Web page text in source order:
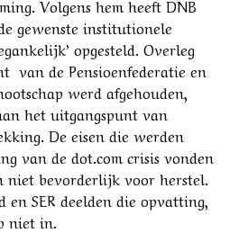
Volgens hem heeft DNB
gewenste institutionele
opgesteld. Overleg
van de Pensioenfederatie en
werd afgehouden,
het uitgangspunt van
De eisen die werden
van de dot.com crisis vonden
niet bevorderlijk voor herstel.
SER deelden die opvatting,
niet in.